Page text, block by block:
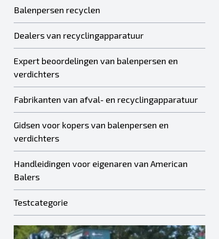
Balenpersen recyclen
Dealers van recyclingapparatuur
Expert beoordelingen van balenpersen en
verdichters
Fabrikanten van afval- en recyclingapparatuur
Gidsen voor kopers van balenpersen en
verdichters
Handleidingen voor eigenaren van American
Balers
Testcategorie